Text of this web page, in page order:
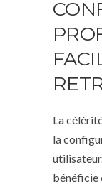
La
la
bénéficie